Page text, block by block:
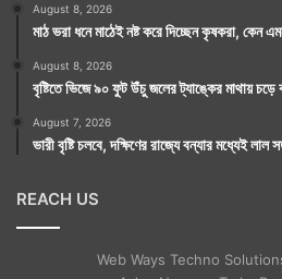
August 8, 2026
মাঠ ভরা ধনে মাঠেই নষ্ট করে দিচ্ছেন কৃষকরা, কেন
August 8, 2026
বৃষ্টিতে ভিজে ৯০ ফুট উঁচু জলের ট্যাঙ্কের মাথায় চড়ে
August 7, 2026
ভারী বৃষ্টি চলবে, দক্ষিণের রাজ্যে বন্যার মধ্যেই
REACH US
Web Ways Techno